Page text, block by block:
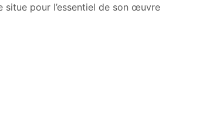
situe pour l’essentiel de son œuvre